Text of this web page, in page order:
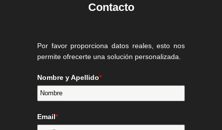
Contacto
Por favor proporciona datos reales, esto nos
permite ofrecerte una solución personalizada.
Nombre y Apellido*
Email*